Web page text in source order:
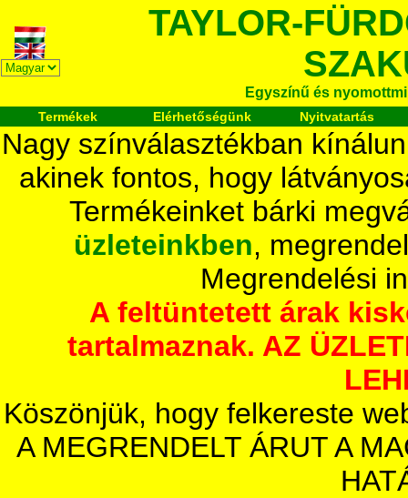
TAYLOR-
Egyszínű és
Termékek Elérhetőségünk Nyitvatartás
Nagy színválasztékban
akinek fontos, hogy
Termékeinket bárki
üzleteinkben,
Megrendelési
A feltüntetett árak
tartalmaznak. AZ
Köszönjük, hogy felkereste
A MEGRENDELT ÁRUT A